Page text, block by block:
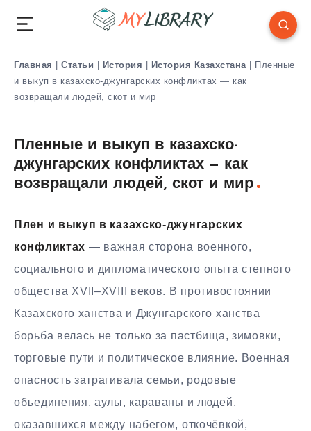
Главная | Статьи | История | История Казахстана | Пленные
и выкуп в казахско-джунгарских конфликтах — как
возвращали людей, скот и мир
Пленные и выкуп в казахско-
джунгарских конфликтах — как
возвращали людей, скот и мир
Плен и выкуп в казахско-джунгарских
конфликтах — важная сторона военного,
социального и дипломатического опыта степного
общества XVII–XVIII веков. В противостоянии
Казахского ханства и Джунгарского ханства
борьба велась не только за пастбища, зимовки,
торговые пути и политическое влияние. Военная
опасность затрагивала семьи, родовые
объединения, аулы, караваны и людей,
оказавшихся между набегом, откочёвкой,